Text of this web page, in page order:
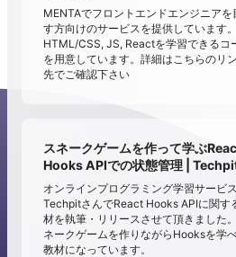
MENTAでフロントエンドエンジニアを
す方向けのサービスを提供しています。
HTML/CSS, JS, Reactを学習できるコ
を用意しています。詳細はこちらのリ
先でご確認下さい
スネークゲームを作って学ぶ
Hooks APIでの状態管理 |
オンラインプログラミング学習サービス
TechpitさんでReact Hooks APIに関す
材を執筆・リリースさせて頂きました
ネークゲームを作りながらHooksを学
教材になっています。